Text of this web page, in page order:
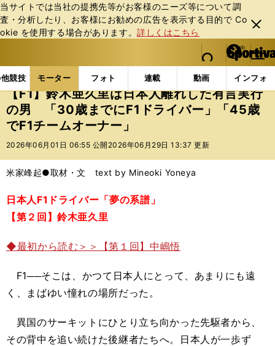
当サイトでは当社の提携先等がお客様のニーズ等について調
査・分析したり、お客様にお勧めの広告を表⽰する⽬的で Co
okie を使⽤する場合があります。詳しくはこちら
閉じ
る
web Sportiva (webスポルティーバ)
検索
マイペ
ー
ジ
メニュ
競技 モーター フォト 連載 動画 インフォ
b
ス
ポ
ル
テ
ー
バ
モーターの記事一覧 モーター F1 【F1】鈴木亜
【F1】鈴木亜久里は日本人離れした有言実行
の男 「30歳までにF1ドライバー」「45歳
でF1チームオーナー」
2026年06月01日 06:55 公開 2026年06月29日 13:37 更新
米家峰起●取材・文 text by Mineoki Yoneya
日本人F1ドライバー「夢の系譜」
【第２回】鈴木亜久里
◆最初から読む＞＞【第１回】中嶋悟
F1──そこは、かつて日本人にとって、あまりにも遠
く、まばゆい憧れの場所だった。
異国のサーキットにひとり立ち向かった先駆者から、
その背中を追い続けた後継者たちへ。日本人が一歩ず